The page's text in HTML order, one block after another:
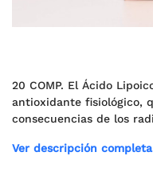
20 COMP. El Ácido
antioxidante fisiológico,
consecuencias de los
Ver descripción completa